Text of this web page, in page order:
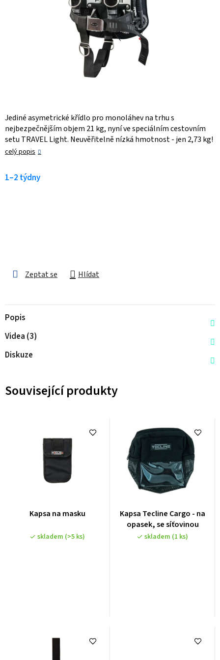
Jediné asymetrické křídlo pro monoláhev na trhu s
nejbezpečnějším objem 21 kg, nyní ve speciálním cestovním
setu TRAVEL Light. Neuvěřitelně nízká hmotnost - jen 2,73 kg!
celý popis
1–2 týdny
Zeptat se Hlídat
Popis
Videa (3)
Diskuze
Související produkty
Kapsa na masku
skladem (>5 ks)
Kapsa Tecline Cargo - na
opasek, se síťovinou
skladem (1 ks)